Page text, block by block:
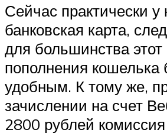
Сейчас практически у
банковская карта,
для большинства этот
пополнения кошелька
удобным. К тому же,
зачислении на счет
2800 рублей